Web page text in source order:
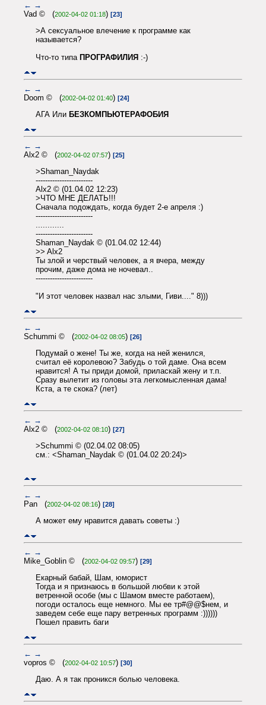
← →
Vad © (2002-04-02 01:18) [23]
>А сексуальное влечение к программе как
называется?
Что-то типа ПРОГРАФИЛИЯ :-)
← →
Doom © (2002-04-02 01:40) [24]
АГА Или БЕЗКОМПЬЮТЕРАФОБИЯ
← →
Alx2 © (2002-04-02 07:57) [25]
>Shaman_Naydak
------------------------
Alx2 © (01.04.02 12:23)
>ЧТО МНЕ ДЕЛАТЬ!!!
Сначала подождать, когда будет 2-е апреля :)
------------------------
............
------------------------
Shaman_Naydak © (01.04.02 12:44)
>> Alx2
Ты злой и черствый человек, а я вчера, между
прочим, даже дома не ночевал..
------------------------
"И этот человек назвал нас злыми, Гиви...." 8)))
← →
Schummi © (2002-04-02 08:05) [26]
Подумай о жене! Ты же, когда на ней женился,
считал её королевою? Забудь о той даме. Она всем
нравится! А ты приди домой, приласкай жену и т.п.
Сразу вылетит из головы эта легкомысленная дама!
Кста, а те скока? (лет)
← →
Alx2 © (2002-04-02 08:10) [27]
>Schummi © (02.04.02 08:05)
см.: <Shaman_Naydak © (01.04.02 20:24)>
← →
Pan (2002-04-02 08:16) [28]
А может ему нравится давать советы :)
← →
Mike_Goblin © (2002-04-02 09:57) [29]
Екарный бабай, Шам, юморист
Тогда и я признаюсь в большой любви к этой
ветренной особе (мы с Шамом вместе работаем),
погоди осталось еще немного. Мы ее тр#@@$нем, и
заведем себе еще пару ветренных программ :))))))
Пошел править баги
← →
vopros © (2002-04-02 10:57) [30]
Даю. А я так проникся болью человека.